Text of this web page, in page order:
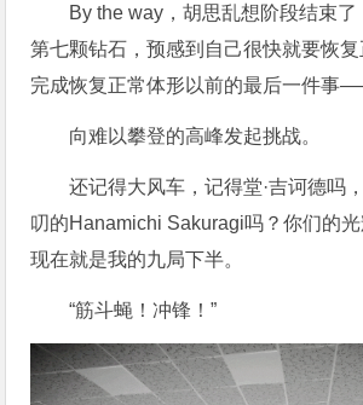
By the way，胡思乱想阶段结束了
第七颗钻石，预感到自己很快就要恢
完成恢复正常体形以前的最后一件事
向难以攀登的高峰发起挑战。
还记得大风车，记得堂·吉诃德吗
叨的Hanamichi Sakuragi吗？你们的光
现在就是我的九局下半。
“筋斗蝇！冲锋！”